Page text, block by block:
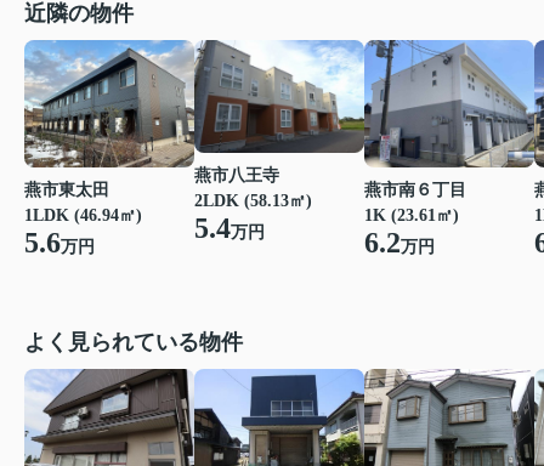
近隣の物件
燕市東太田
1LDK (46.94㎡)
5.6万円
燕市八王寺
2LDK (58.13㎡)
5.4万円
燕市南６丁目
1K (23.61㎡)
6.2万円
よく見られている物件